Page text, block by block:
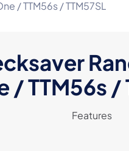
/ TTM56s / TTM57SL
/ TTM56s /
Features